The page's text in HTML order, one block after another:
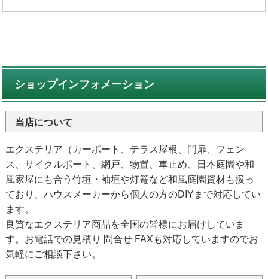
ショップインフォメーション
当店について
エクステリア（カーポート、テラス屋根、門扉、フェン
ス、サイクルポート、網戸、物置、車止め、日本庭園や和
風家屋にも合う竹垣・袖垣や灯篭など和風庭園資材も扱っ
ており、ハウスメーカーから個人の方のDIYまで対応してい
ます。
良質なエクステリア商品を全国の皆様にお届けしていま
す。お電話での見積り 問合せ FAXも対応していますのでお
気軽にご相談下さい。